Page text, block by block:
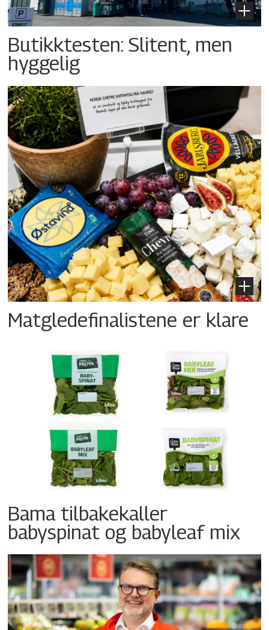
Butikktesten: Slitent, men
hyggelig
Matgledefinalistene er klare
Bama tilbakekaller
babyspinat og babyleaf mix